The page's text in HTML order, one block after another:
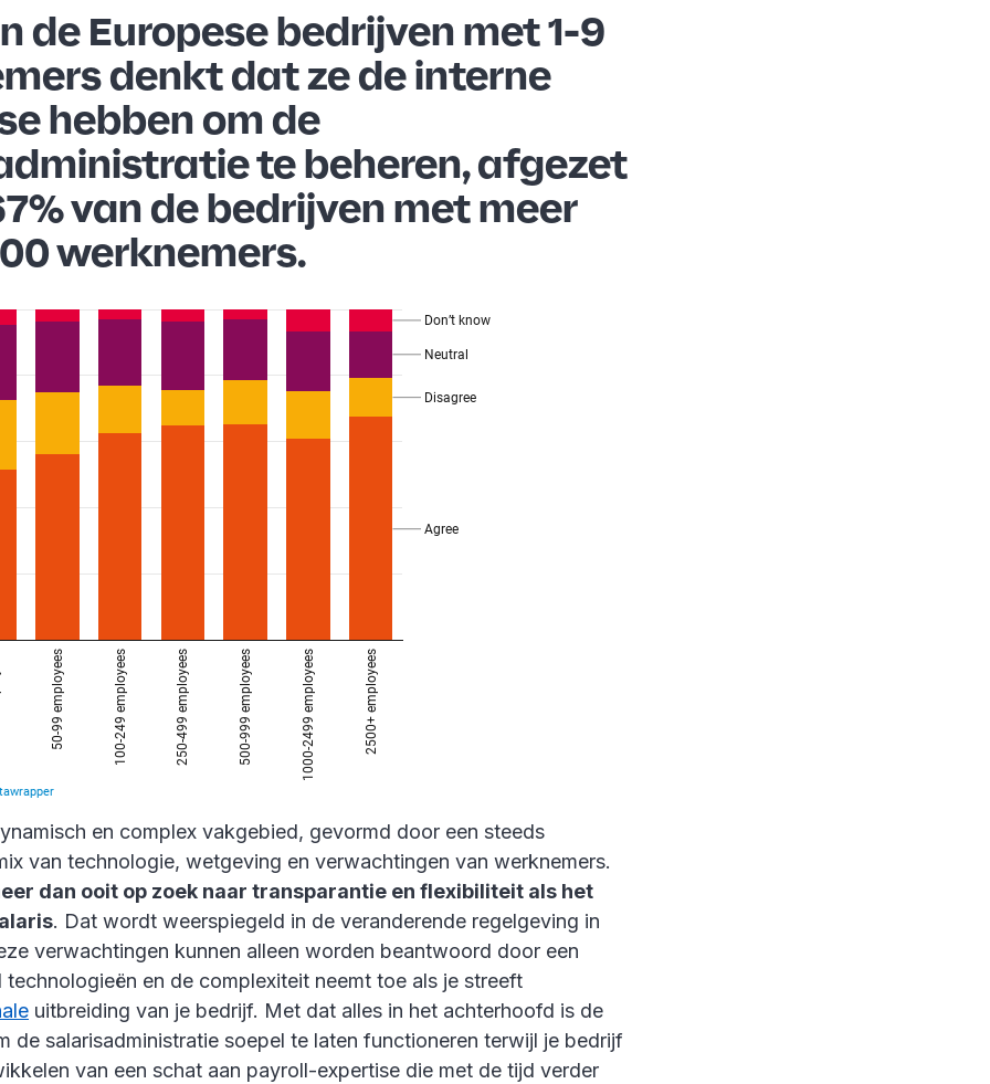
de Europese bedrijven met 1-9
denkt dat ze de interne
hebben om de
te beheren, afgezet
van de bedrijven met meer
werknemers.
en complex vakgebied, gevormd door een steeds
van technologie, wetgeving en verwachtingen van werknemers.
dan ooit op zoek naar transparantie en flexibiliteit als het
. Dat wordt weerspiegeld in de veranderende regelgeving in
verwachtingen kunnen alleen worden beantwoord door een
technologieën en de complexiteit neemt toe als je streeft
uitbreiding van je bedrijf. Met dat alles in het achterhoofd is de
de salarisadministratie soepel te laten functioneren terwijl je bedrijf
van een schat aan payroll-expertise die met de tijd verder